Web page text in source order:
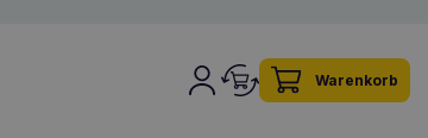
Warenkorb